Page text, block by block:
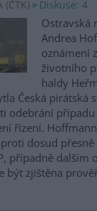
(ČTK) Diskuse: 4
Ostravská
Andrea
oznámení
životního
haldy
Česká pirátská
odebrání případu
řízení.
dosud
případně dalším
být zjištěna